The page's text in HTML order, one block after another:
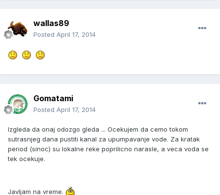
wallas89
Posted April 17, 2014
Gomatami
Posted April 17, 2014
Izgleda da onaj odozgo gleda ... Ocekujem da cemo tokom
sutrasnjeg dana pustiti kanal za upumpavanje vode. Za kratak
period (sinoc) su lokalne reke poprilicno narasle, a veca voda se
tek ocekuje.
Javljam na vreme.